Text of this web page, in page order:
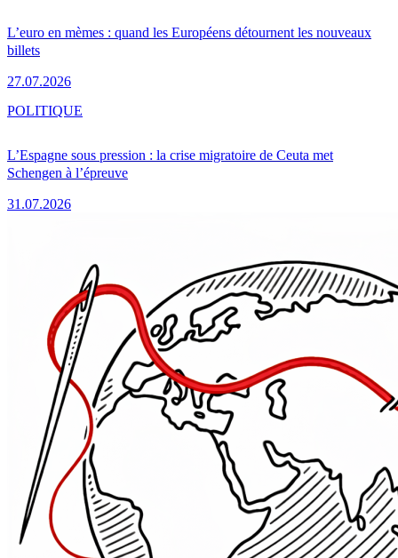
L’euro en mèmes : quand les Européens détournent les nouveaux
billets
27.07.2026
L’Espagne sous pression : la crise migratoire de Ceuta met
Schengen à l’épreuve
31.07.2026
POLITIQUE